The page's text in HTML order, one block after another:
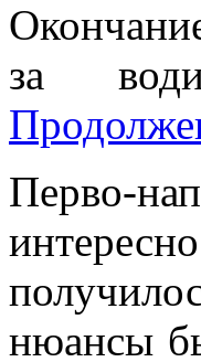
за
Перво-
нюансы